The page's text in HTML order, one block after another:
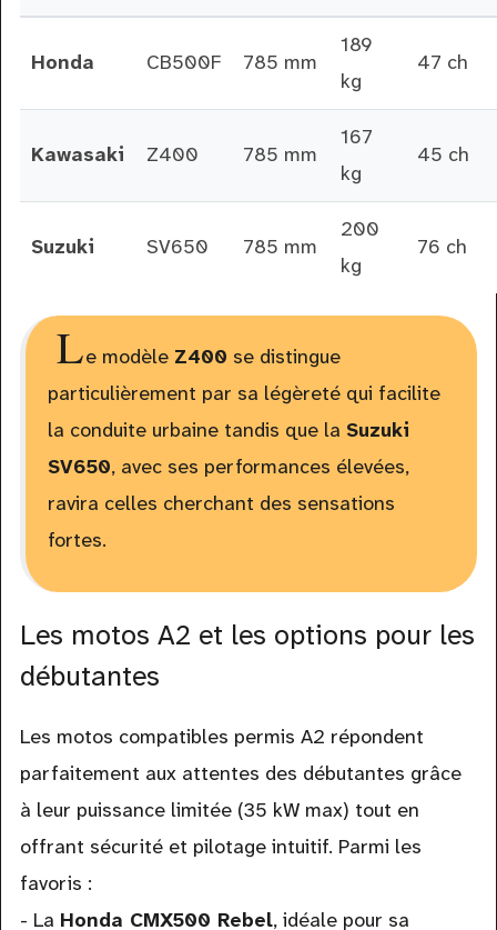
Honda CB500F 785 mm
189
kg
47 ch
Kawasaki Z400 785 mm
167
kg
45 ch
Suzuki SV650 785 mm
200
kg
76 ch
Le modèle Z400 se distingue
particulièrement par sa légèreté qui facilite
la conduite urbaine tandis que la Suzuki
SV650, avec ses performances élevées,
ravira celles cherchant des sensations
fortes.
Les motos A2 et les options pour les
débutantes
Les motos compatibles permis A2 répondent
parfaitement aux attentes des débutantes grâce
à leur puissance limitée (35 kW max) tout en
offrant sécurité et pilotage intuitif. Parmi les
favoris :
- La Honda CMX500 Rebel, idéale pour sa